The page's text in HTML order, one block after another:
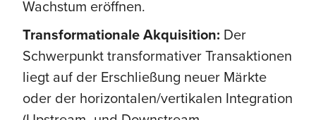
Wachstum eröffnen.
Transformationale Akquisition: Der
Schwerpunkt transformativer Transaktionen
liegt auf der Erschließung neuer Märkte
oder der horizontalen/vertikalen Integration